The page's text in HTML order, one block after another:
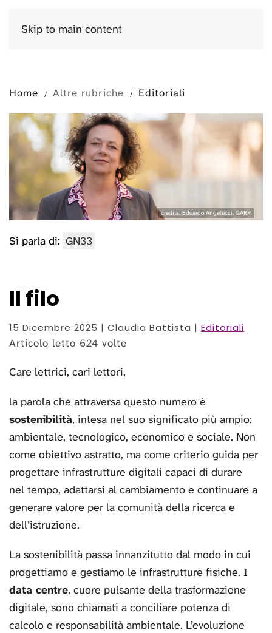
Skip to main content
Home Altre rubriche Editoriali
credits: Edoardo Angelucci, GARR
Si parla di: GN33
Il filo
15 Dicembre 2025 | Claudia Battista | Editoriali
Articolo letto 624 volte
Care lettrici, cari lettori,
la parola che attraversa questo numero è
sostenibilità, intesa nel suo significato più ampio:
ambientale, tecnologico, economico e sociale. Non
come obiettivo astratto, ma come criterio guida per
progettare infrastrutture digitali capaci di durare
nel tempo, adattarsi al cambiamento e continuare a
generare valore per la comunità della ricerca e
dell’istruzione.
La sostenibilità passa innanzitutto dal modo in cui
progettiamo e gestiamo le infrastrutture fisiche. I
data centre, cuore pulsante della trasformazione
digitale, sono chiamati a conciliare potenza di
calcolo e responsabilità ambientale. L’evoluzione